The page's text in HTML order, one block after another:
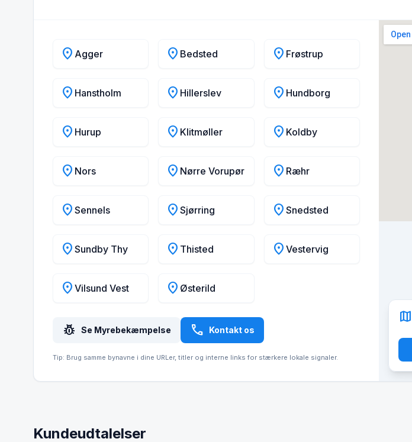
location_on Agger location_on Bedsted location_on Frøstrup
location_on Hanstholm location_on Hillerslev location_on Hundborg
location_on Hurup location_on Klitmøller location_on Koldby
location_on Nors location_on Nørre Vorupør location_on Ræhr
location_on Sennels location_onSjørring location_on Snedsted
location_on Sundby Thy location_on Thisted location_on Vestervig
location_on Vilsund Vest location_on Østerild
pest_control Se Myrebekæmpelse call Kontakt os
Tip: Brug samme bynavne i dine URLer, titler og interne links for stærkere lokale signaler.
map
Kundeudtalelser